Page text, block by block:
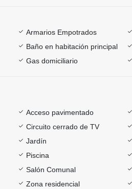
Armarios Empotrados
Baño en habitación principal
Gas domiciliario
Acceso pavimentado
Circuito cerrado de TV
Jardín
Piscina
Salón Comunal
Zona residencial